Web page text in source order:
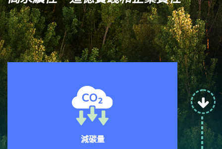
關於我們
最新消息
型錄下載
減碳量